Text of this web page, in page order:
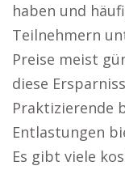
haben und
Teilnehmern
Preise meist
diese
Praktizierende
Entlastungen
Es gibt viele